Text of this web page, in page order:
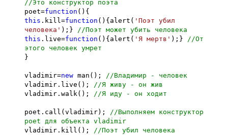
//Это конструктор поэта
poet=function (){
this .kill=function (){alert( 'Поэт убил
человека' );} //Поэт может убить человека
this .live=function (){alert( 'Я мертв' );} //От
этого человек умрет
}
vladimir=new man(); //Владимир - человек
vladimir.live(); //Я живу - он жив
vladimir.walk(); //Я иду - он ходит
poet.call(vladimir); //Выполняем конструктор
poet для объекта vladimir
vladimir.kill(); //Поэт убил человека